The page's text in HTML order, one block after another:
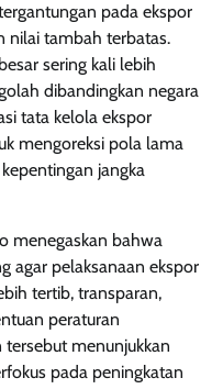
pada ekspor
nilai tambah terbatas.
sering kali lebih
dibandingkan negara
tata kelola ekspor
mengoreksi pola lama
jangka
menegaskan bahwa
agar pelaksanaan ekspor
tertib, transparan,
peraturan
menunjukkan
pada peningkatan